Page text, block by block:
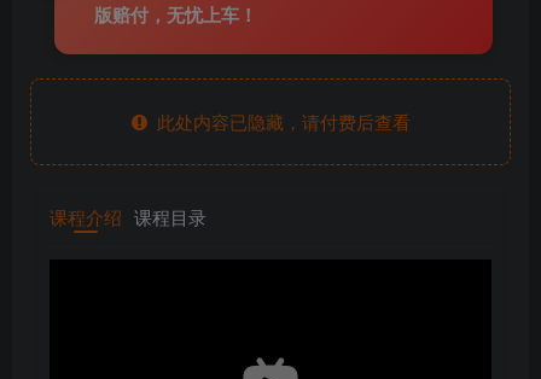
版赔付，无忧上车！
此处内容已隐藏，请付费后查看
课程介绍 课程目录